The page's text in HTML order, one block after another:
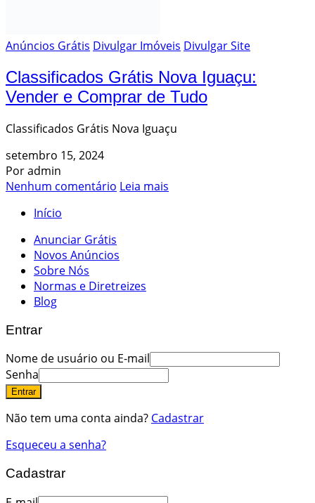
Anúncios Grátis Divulgar Imóveis Divulgar Site
Classificados Grátis Nova Iguaçu:
Vender e Comprar de Tudo
Classificados Grátis Nova Iguaçu
setembro 15, 2024
Por admin
Nenhum comentário Leia mais
Início
Anunciar Grátis
Novos Anúncios
Sobre Nós
Normas e Diretreizes
Blog
Entrar
Nome de usuário ou E-mail
Senha
Entrar
Não tem uma conta ainda? Cadastrar
Esqueceu a senha?
Cadastrar